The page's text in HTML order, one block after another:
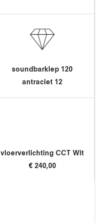
soundbarklep 120
antraciet 12
vloerverlichting CCT Wit
€ 240,00